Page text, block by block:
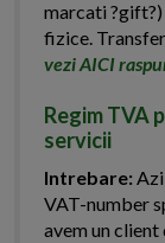
marcati
fizice.
vezi AICI
Regim TVA
servicii
Intrebare:
VAT-number
avem un